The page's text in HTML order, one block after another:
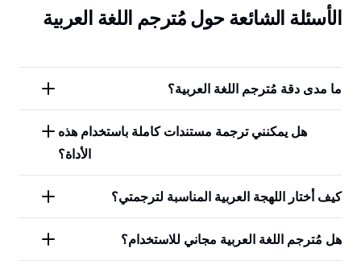
الأسئلة الشائعة حول مُترجم اللغة العربية
ما مدى دقة مُترجم اللغة العربية؟
هل يمكنني ترجمة مستندات كاملة باستخدام هذه
الأداة؟
كيف أختار اللهجة العربية المناسبة لترجمتي؟
هل مُترجم اللغة العربية مجاني للاستخدام؟